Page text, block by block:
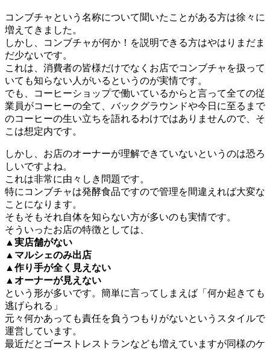
コンブチャという名称について聞いたことがある方は徐々に
増えてきました。
しかし、コンブチャが何か！を説明できる方はやはりまだま
だ少ないです。
これは、消費者の皆様だけでなくお店でコンブチャを扱って
いても知らない人がいるというのが実情です。
でも、コーヒーショップで働いているからと言って全ての従
業員がコーヒーの全て、バックグラウンドや今日に至るまで
のコーヒーの生い立ちを語れるわけではありませんので、そ
こは想定内です。
しかし、お店のオーナーが理解できていないというのは恐ろ
しいですよね。
これは非常に由々しき問題です。
特にコンブチャは発酵食品ですので管理を間違えれば大変な
ことになります。
そもそもそれ自体を知らない方が多いのも実情です。
そういったお店の特徴としては、
▲実店舗がない
▲マルシェのみ出店
▲作り手が全く見えない
▲オーナーが見えない
という形が多いです。簡単に言ってしまえば「何か起きても
逃げられる」
元々何かあっても責任を負うつもりがないというスタイルで
運営しています。
最近だとゴーストレストランなども増えていますが同様のケ